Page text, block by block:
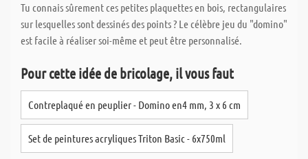
Tu connais sûrement ces petites plaquettes en bois, rectangulaires
sur lesquelles sont dessinés des points ? Le célèbre jeu du "domino"
est facile à réaliser soi-même et peut être personnalisé.
Pour cette idée de bricolage, il vous faut
Contreplaqué en peuplier - Domino en4 mm, 3 x 6 cm
Set de peintures acryliques Triton Basic - 6x750ml